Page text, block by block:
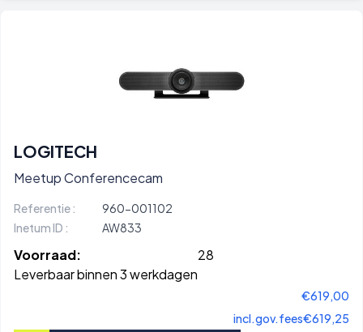
LOGITECH
Meetup Conferencecam
Referentie :
960-001102
Inetum ID :
AW833
Voorraad:
28
Leverbaar binnen 3 werkdagen
€619,00
incl.gov.fees€619,25